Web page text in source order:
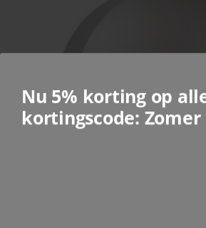
Nu 5% korting op
kortingscode: Zomer